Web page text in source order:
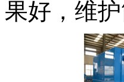
果好，维